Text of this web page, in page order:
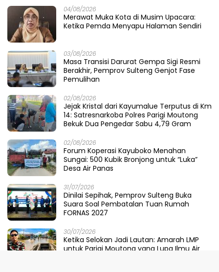
04/08/2026
Merawat Muka Kota di Musim Upacara:
Ketika Pemda Menyapu Halaman Sendiri
03/08/2026
Masa Transisi Darurat Gempa Sigi Resmi
Berakhir, Pemprov Sulteng Genjot Fase
Pemulihan
02/08/2026
Jejak Kristal dari Kayumalue Terputus di Km
14: Satresnarkoba Polres Parigi Moutong
Bekuk Dua Pengedar Sabu 4,79 Gram
02/08/2026
Forum Koperasi Kayuboko Menahan
Sungai: 500 Kubik Bronjong untuk “Luka”
Desa Air Panas
31/07/2026
Dinilai Sepihak, Pemprov Sulteng Buka
Suara Soal Pembatalan Tuan Rumah
FORNAS 2027
30/07/2026
Ketika Selokan Jadi Lautan: Amarah LMP
untuk Parigi Moutong yang Lupa Ilmu Air